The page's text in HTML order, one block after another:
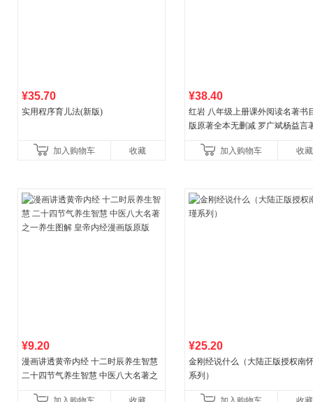
¥35.70
实用程序育儿法(新版)
加入购物车 收藏
¥38.40
红岩 八年级上册课外阅读名著书
版原著全本无删减 罗广斌杨益言
国青年出版社加入购物车 收藏
¥9.20
漫画讲透黄帝内经 十二时辰养生智慧
二十四节气养生智慧 中医八大名著之
¥25.20
金刚经说什么（大陆正版授权南
系列）